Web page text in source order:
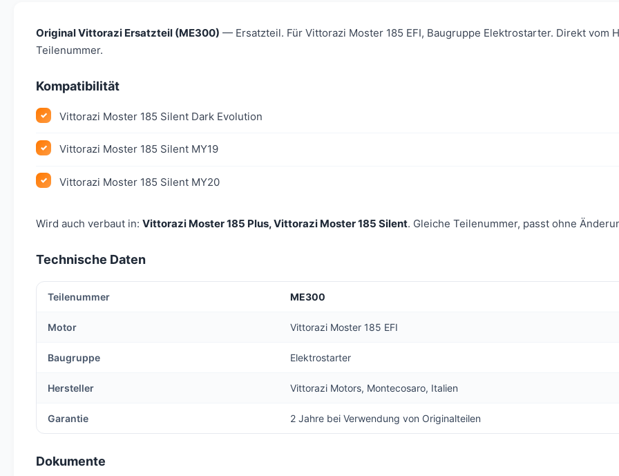
Original Vittorazi Ersatzteil (ME300) — Ersatzteil. Für Vittorazi Moster 185 EFI, Baugruppe Elektrostarter. Direkt vom
Teilenummer.
Kompatibilität
Vittorazi Moster 185 Silent Dark Evolution
Vittorazi Moster 185 Silent MY19
Vittorazi Moster 185 Silent MY20
Wird auch verbaut in: Vittorazi Moster 185 Plus, Vittorazi Moster 185 Silent. Gleiche Teilenummer, passt ohne
Technische Daten
Teilenummer ME300
Motor Vittorazi Moster 185 EFI
Baugruppe Elektrostarter
Hersteller Vittorazi Motors, Montecosaro, Italien
Garantie 2 Jahre bei Verwendung von Originalteilen
Dokumente